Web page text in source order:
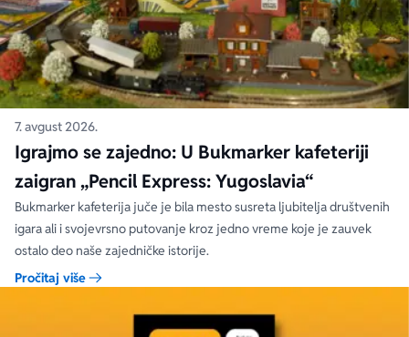
7. avgust 2026.
Igrajmo se zajedno: U Bukmarker kafeteriji
zaigran „Pencil Express: Yugoslavia“
Bukmarker kafeterija juče je bila mesto susreta ljubitelja društvenih
igara ali i svojevrsno putovanje kroz jedno vreme koje je zauvek
ostalo deo naše zajedničke istorije.
Pročitaj više